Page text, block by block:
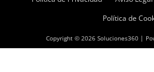
Aviso Legal
Política de